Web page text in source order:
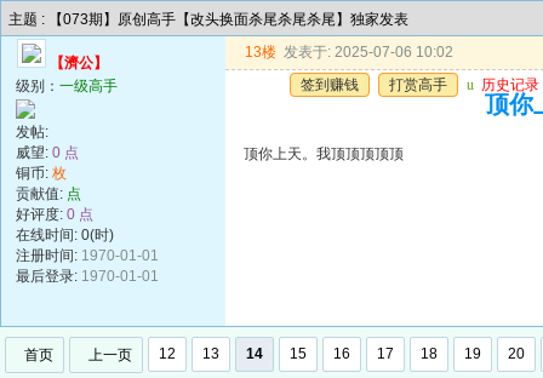
主题 : 【073期】原创高手【改头换面杀尾杀尾杀尾】独家发表
【濟公】
级别： 一级高手
发帖:
威望: 0 点
铜币: 枚
贡献值: 点
好评度: 0 点
在线时间: 0(时)
注册时间: 1970-01-01
最后登录: 1970-01-01
13楼 发表于: 2025-07-06 10:02
签到赚钱
打赏高手 u 历史记录
顶你
顶你上天。我顶顶顶顶顶
首页 上一页 12 13 14 15 16 17 18 19 20